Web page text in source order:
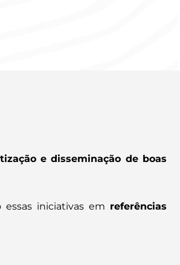
e disseminação de boas
iniciativas em referências